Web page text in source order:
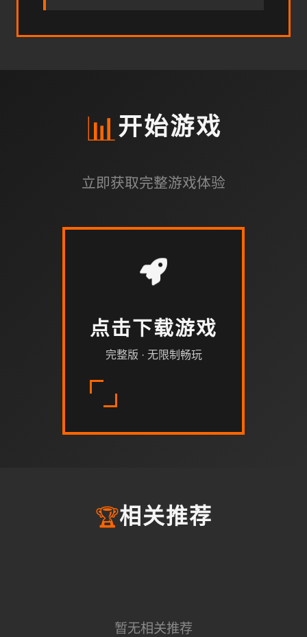
📊 开始游戏
立即获取完整游戏体验
点击下载游戏
完整版 · 无限制畅玩
🏆相关推荐
暂无相关推荐